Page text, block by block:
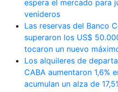
espera el mercado para
venideros
Las reservas del Banco
superaron los US$
tocaron un nuevo
Los alquileres de
CABA aumentaron 1,6%
acumulan un alza de